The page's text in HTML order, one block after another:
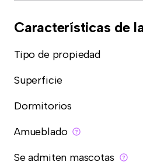
Características de
Tipo de propiedad
Superficie
Dormitorios
Amueblado
Se admiten mascotas